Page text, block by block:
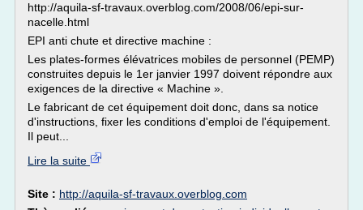
http://aquila-sf-travaux.overblog.com/2008/06/epi-sur-
nacelle.html
EPI anti chute et directive machine :
Les plates-formes élévatrices mobiles de personnel (PEMP)
construites depuis le 1er janvier 1997 doivent répondre aux
exigences de la directive « Machine ».
Le fabricant de cet équipement doit donc, dans sa notice
d'instructions, fixer les conditions d'emploi de l'équipement.
Il peut...
Lire la suite
Site : http://aquila-sf-travaux.overblog.com